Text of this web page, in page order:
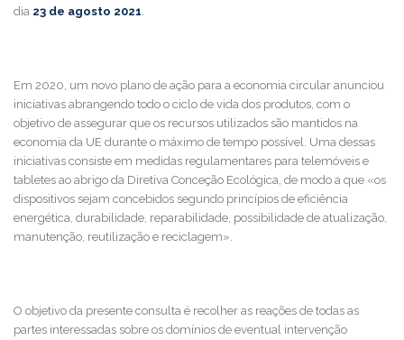
dia 23 de agosto 2021
Em 2020, um novo plano de ação para a economia circular anunciou
iniciativas abrangendo todo o ciclo de vida dos produtos, com o
objetivo de assegurar que os recursos utilizados são mantidos na
economia da UE durante o máximo de tempo possível. Uma dessas
iniciativas consiste em medidas regulamentares para telemóveis e
tabletes ao abrigo da Diretiva Conceção Ecológica, de modo a que «os
dispositivos sejam concebidos segundo princípios de eficiência
energética, durabilidade, reparabilidade, possibilidade de atualização,
manutenção, reutilização e reciclagem».
O objetivo da presente consulta é recolher as reações de todas as
partes interessadas sobre os domínios de eventual intervenção